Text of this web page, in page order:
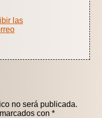
las
no será publicada.
con *